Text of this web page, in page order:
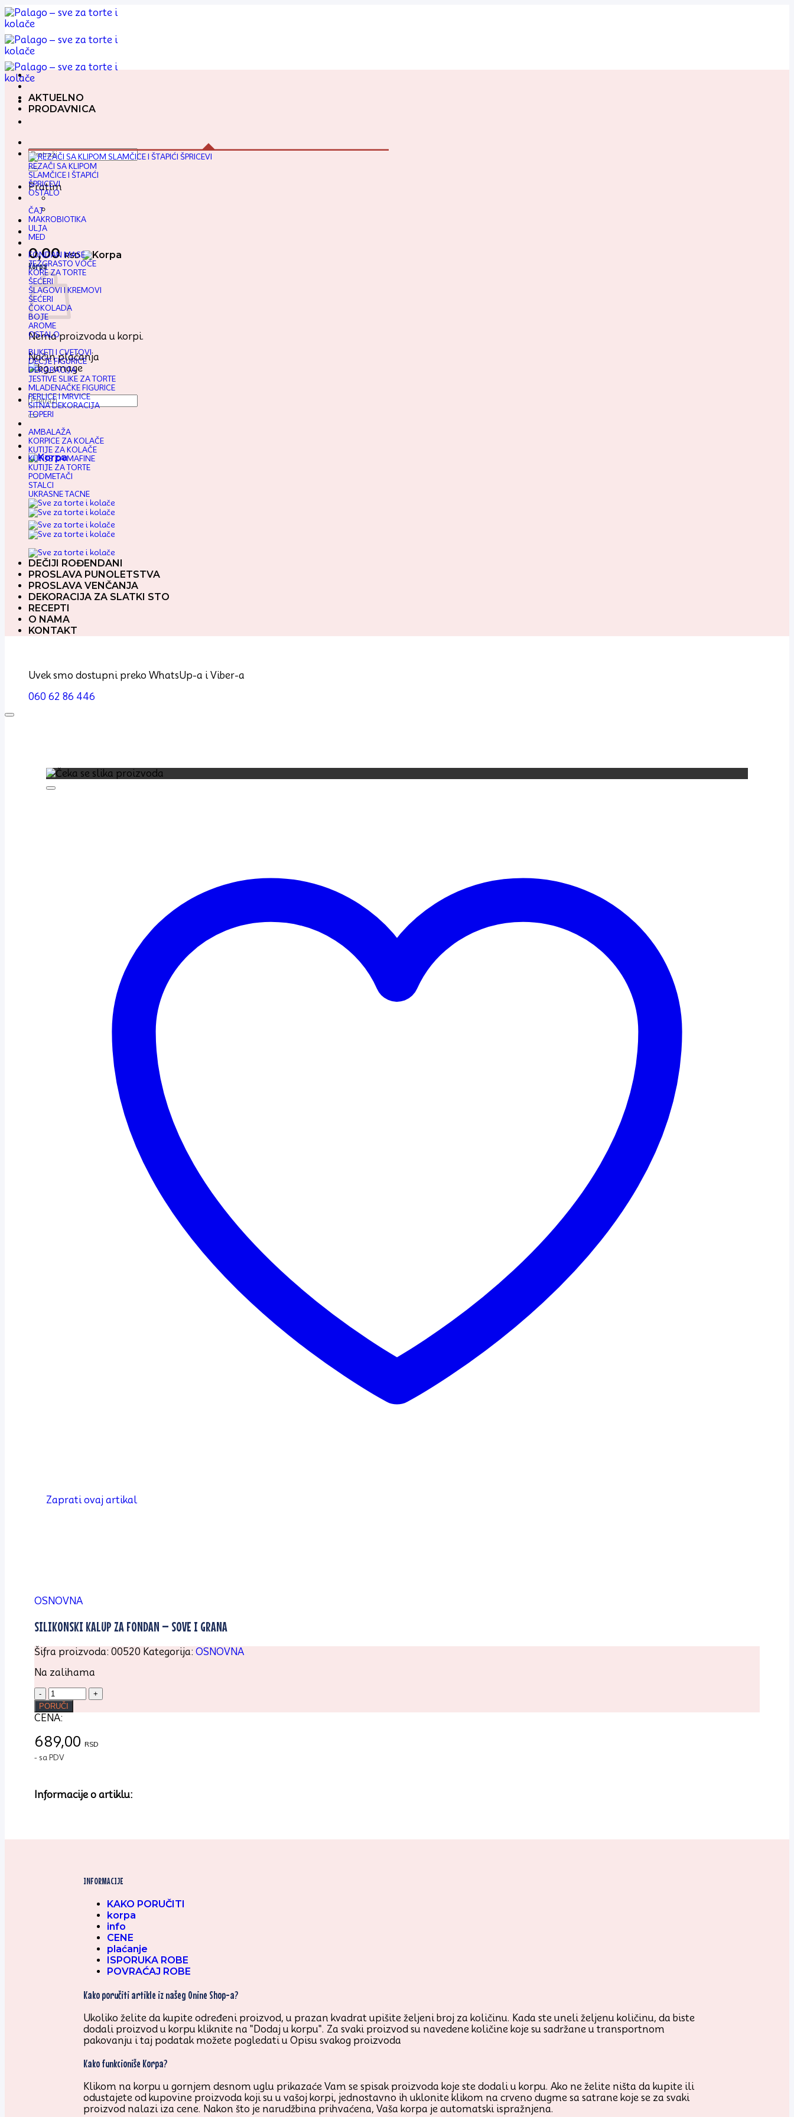
Preskoči
na
sadržaj
Pretraga
za:
Pratim
0,00RSD
Korpa
Nema proizvoda u korpi.
Način plaćanja
Pretraga
za:
AKTUELNO
PRODAVNICA
REZAČI SA KLIPOM
SLAMČICE I ŠTAPIĆI
ŠPRICEVI
OSTALO
ČAJ
MAKROBIOTIKA
ULJA
MED
FONDAN MASE
JEZGRASTO VOĆE
KORE ZA TORTE
ŠEĆERI
ŠLAGOVI I KREMOVI
ŠEĆERI
ČOKOLADA
BOJE
AROME
OSTALO
BUKETI I CVETOVI
DEČJE FIGURICE
DEKORACIJA
JESTIVE SLIKE ZA TORTE
MLADENAČKE FIGURICE
PERLICE I MRVICE
SITNA DEKORACIJA
TOPERI
AMBALAŽA
KORPICE ZA KOLAČE
KUTIJE ZA KOLAČE
KUTIJE ZA MAFINE
KUTIJE ZA TORTE
PODMETAČI
STALCI
UKRASNE TACNE
DEČIJI ROĐENDANI
PROSLAVA PUNOLETSTVA
PROSLAVA VENČANJA
DEKORACIJA ZA SLATKI STO
RECEPTI
O NAMA
KONTAKT
Uvek smo dostupni preko WhatsUp-a i Viber-a
060 62 86 446
Zaprati ovaj artikal
OSNOVNA
SILIKONSKI KALUP ZA FONDAN – SOVE I GRANA
Šifra proizvoda: 00520 Kategorija: OSNOVNA
Na zalihama
SILIKONSKI
KALUP
ZA
-
SOVE
I
PORUČI
CENA:
689,00 RSD
- sa PDV
Informacije o artiklu:
INFORMACIJE
KAKO PORUČITI
korpa
info
CENE
plaćanje
ISPORUKA ROBE
POVRAĆAJ ROBE
Kako poručiti artikle iz našeg Onine Shop-a?
Ukoliko želite da kupite određeni proizvod, u prazan kvadrat upišite željeni broj za količinu. Kada ste uneli željenu količinu, da biste
dodali proizvod u korpu kliknite na "Dodaj u korpu". Za svaki proizvod su navedene količine koje su sadržane u transportnom
pakovanju i taj podatak možete pogledati u Opisu svakog proizvoda
Kako funkcioniše Korpa?
Klikom na korpu u gornjem desnom uglu prikazaće Vam se spisak proizvoda koje ste dodali u korpu. Ako ne želite ništa da kupite ili
odustajete od kupovine proizvoda koji su u vašoj korpi, jednostavno ih uklonite klikom na crveno dugme sa satrane koje se za svaki
proizvod nalazi iza cene. Nakon što je narudžbina prihvaćena, Vaša korpa je automatski ispražnjena.